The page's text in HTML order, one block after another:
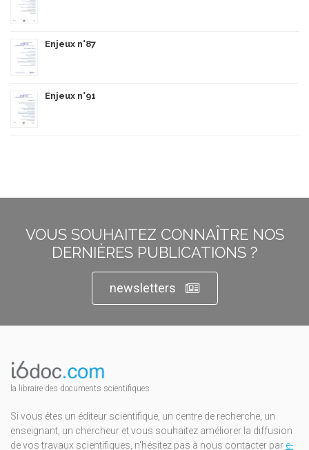
Enjeux n°87
Enjeux n°91
VOUS SOUHAITEZ CONNAÎTRE NOS
DERNIÈRES PUBLICATIONS ?
newsletters
la libraire des documents scientifiques
Si vous êtes un éditeur scientifique, un centre de recherche, un
enseignant, un chercheur et vous souhaitez améliorer la diffusion
de vos travaux scientifiques, n'hésitez pas à nous contacter par e-